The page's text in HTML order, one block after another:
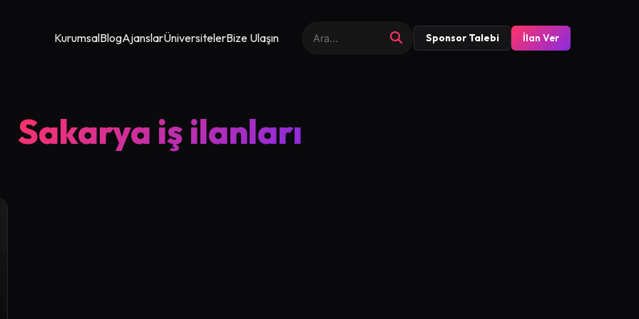
KurumsalBlogAjanslarÜniversitelerBize Ulaşın Sponsor Talebi İlan Ver
Sakarya iş ilanları